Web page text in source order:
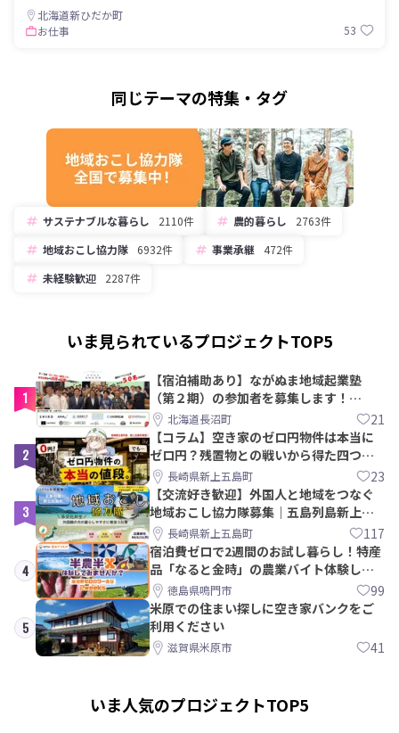
北海道新ひだか町
お仕事
53
同じテーマの特集・タグ
サステナブルな暮らし 2110件 農的暮らし
2763件
地域おこし協力隊
6932件 事業承継
472件
未経験歓迎
2287件
いま見られているプロジェクトTOP5
1
【宿泊補助あり】ながぬま地域起業塾
（第２期）の参加者を募集します！
【8/21〆】
北海道長沼町 21
2
【コラム】空き家のゼロ円物件は本当に
ゼロ円？残置物との戦いから得た四つの
教訓｜新上五島町
長崎県新上五島町 23
3
【交流好き歓迎】外国人と地域をつなぐ
地域おこし協力隊募集｜五島列島新上五
島町長崎県新上五島町 117
4
宿泊費ゼロで2週間のお試し暮らし！特産
品「なると金時」の農業バイト体験して
みませんか？
徳島県鳴門市 99
5
米原での住まい探しに空き家バンクをご
利用ください
滋賀県米原市 41
いま人気のプロジェクトTOP5